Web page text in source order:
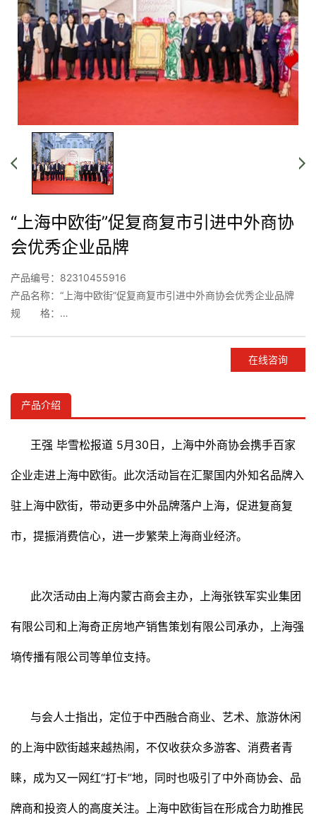
“上海中欧街”促复商复市引进中外商协
会优秀企业品牌
产品编号：82310455916
产品名称：“上海中欧街”促复商复市引进中外商协会优秀企业品牌
规 格：
产品类别：如何建立企业品牌?国际品牌网实用经验分享!
在线咨询
产品介绍
王强 毕雪松报道 5月30日，上海中外商协会携手百家
企业走进上海中欧街。此次活动旨在汇聚国内外知名品牌入
驻上海中欧街，带动更多中外品牌落户上海，促进复商复
市，提振消费信心，进一步繁荣上海商业经济。
此次活动由上海内蒙古商会主办，上海张铁军实业集团
有限公司和上海奇正房地产销售策划有限公司承办，上海强
墒传播有限公司等单位支持。
与会人士指出，定位于中西融合商业、艺术、旅游休闲
的上海中欧街越来越热闹，不仅收获众多游客、消费者青
睐，成为又一网红“打卡”地，同时也吸引了中外商协会、品
牌商和投资人的高度关注。上海中欧街旨在形成合力助推民